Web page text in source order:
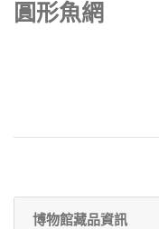
圓形魚網
博物館藏品資訊